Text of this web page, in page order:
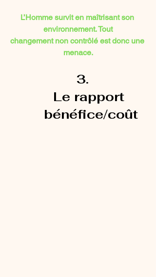
L’Homme survit en maîtrisant son
environnement. Tout
changement non contrôlé est donc une
menace.
Le rapport
bénéfice/coût